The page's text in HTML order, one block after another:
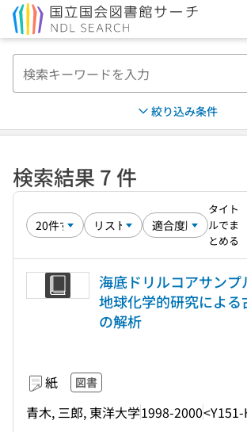
絞り込み条件
検索結果 7 件
タイト
ルでま
とめる
海底ドリルコアサンプ
地球化学的研究による
の解析
紙 図書
青木, 三郎, 東洋大学1998-2000